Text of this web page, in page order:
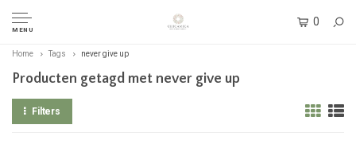
MENU
0
Home Tags never give up
Producten getagd met never give up
Filters